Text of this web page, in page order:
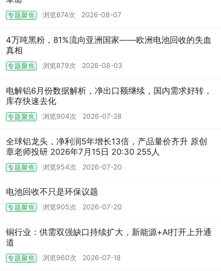
专题聚焦 浏览874次 2026-08-07
4万吨黑粉，81%流向亚洲国家——欧洲电池回收的失血
真相
专题聚焦 浏览879次 2026-08-03
电解铝6月份数据解析，净出口额继续，国内需求好转，
库存快速去化
专题聚焦 浏览904次 2026-07-28
全球铝龙头，净利润5年增长13倍，产品量价齐升 原创
章老师投研 2026年7月15日 20:30 255人
专题聚焦 浏览954次 2026-07-20
电池回收不只是环保议题
专题聚焦 浏览905次 2026-07-20
铜行业：供需双强缺口持续扩大，新能源+AI打开上升通
道
专题聚焦 浏览960次 2026-07-18